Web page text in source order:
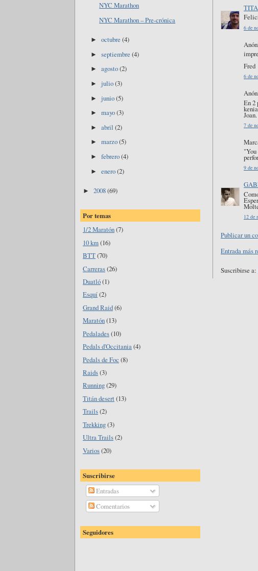
NYC Marathon
NYC Marathon – Pre-crónica
►octubre(4)
►septiembre(4)
►agosto(2)
►julio(3)
►junio(5)
►mayo(3)
►abril(2)
►marzo(5)
►febrero(4)
►enero(2)
► 2008(69)
Por temas
1/2 Maratón(7)
10 km(16)
BTT(70)
Carreras(26)
Duatló(1)
Esquí(2)
Grand Raid(6)
Maratón(13)
Pedalades(10)
Pedals d'Occitania(4)
Pedals de Foc (8)
Raids(3)
Running(29)
Titán desert(13)
Trails(2)
Trekking(3)
Ultra Trails(2)
Varios(20)
Suscribirse
Entradas
Comentarios
Seguidores
6 de
Fred
6 de
En 2
7 de
9 de
12 de
Publicar un
Entrada más
Suscribirse a: